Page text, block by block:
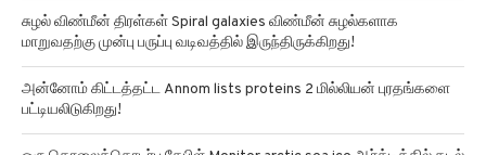
சுழல் விண்மீன் திரள்கள் Spiral galaxies விண்மீன் சுழல்களாக
மாறுவதற்கு முன்பு பருப்பு வடிவத்தில் இருந்திருக்கிறது!
அன்னோம் கிட்டத்தட்ட Annom lists proteins 2 மில்லியன் புரதங்களை
பட்டியலிடுகிறது!